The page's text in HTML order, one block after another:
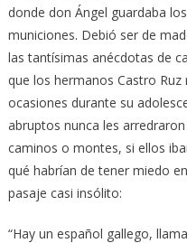
donde don Ángel guardaba
municiones. Debió ser de
las tantísimas anécdotas de
que los hermanos Castro
ocasiones durante su
abruptos nunca les
caminos o montes, si ellos
qué habrían de tener miedo
pasaje casi insólito:
“Hay un español gallego,